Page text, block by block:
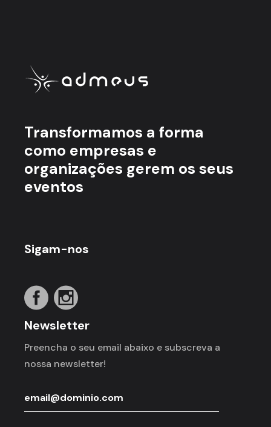
Transformamos a forma
como empresas e
organizações gerem os seus
eventos
Sigam-nos
Newsletter
Preencha o seu email abaixo e subscreva a
nossa newsletter!